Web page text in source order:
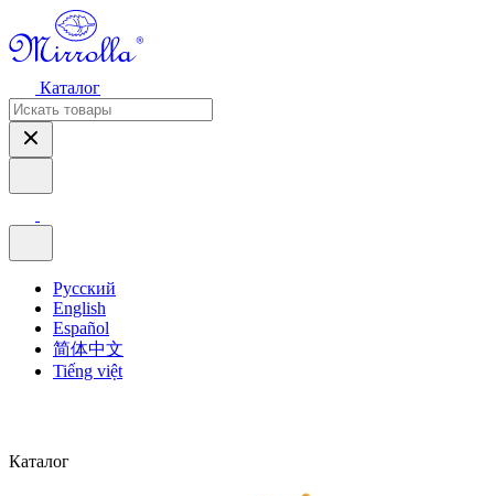
Каталог
Русский
English
Español
简体中文
Tiếng việt
Каталог